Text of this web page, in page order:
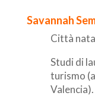
Savannah
Città
Studi di
turismo
Valencia).